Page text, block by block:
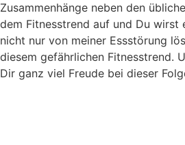
Zusammenhänge neben den
dem Fitnesstrend auf und Du wirst
nicht nur von meiner Essstörung
diesem gefährlichen Fitnesstrend.
Dir ganz viel Freude bei dieser